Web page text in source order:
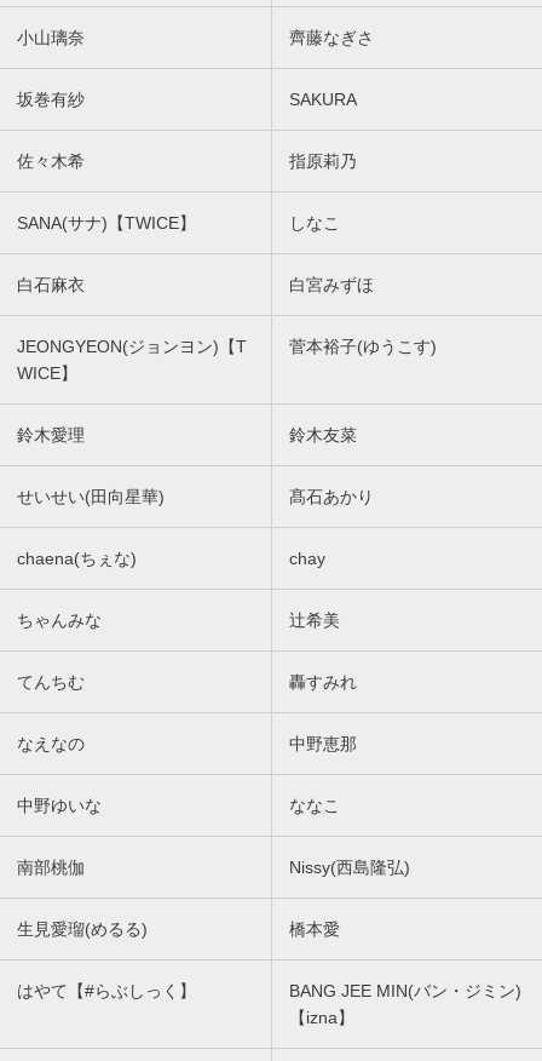
小山璃奈 齊藤なぎさ
坂巻有紗 SAKURA
佐々木希 指原莉乃
SANA(サナ)【TWICE】 しなこ
白石麻衣 白宮みずほ
JEONGYEON(ジョンヨン)【T
WICE】
菅本裕子(ゆうこす)
鈴木愛理 鈴木友菜
せいせい(田向星華) 髙石あかり
chaena(ちぇな) chay
ちゃんみな 辻希美
てんちむ 轟すみれ
なえなの 中野恵那
中野ゆいな ななこ
南部桃伽 Nissy(西島隆弘)
生見愛瑠(めるる) 橋本愛
はやて【#らぶしっく】
BANG JEE MIN(バン・ジミン)
【izna】